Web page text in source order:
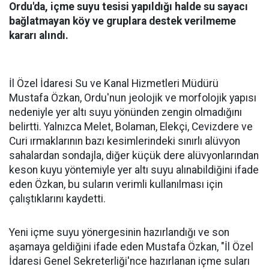
Ordu'da, içme suyu tesisi yapıldığı halde su sayacı
bağlatmayan köy ve gruplara destek verilmeme
kararı alındı.
İl Özel İdaresi Su ve Kanal Hizmetleri Müdürü
Mustafa Özkan, Ordu'nun jeolojik ve morfolojik yapısı
nedeniyle yer altı suyu yönünden zengin olmadığını
belirtti. Yalnızca Melet, Bolaman, Elekçi, Cevizdere ve
Curi ırmaklarının bazı kesimlerindeki sınırlı alüvyon
sahalardan sondajla, diğer küçük dere alüvyonlarından
keson kuyu yöntemiyle yer altı suyu alınabildiğini ifade
eden Özkan, bu suların verimli kullanılması için
çalıştıklarını kaydetti.
Yeni içme suyu yönergesinin hazırlandığı ve son
aşamaya geldiğini ifade eden Mustafa Özkan, "İl Özel
İdaresi Genel Sekreterliği'nce hazırlanan içme suları